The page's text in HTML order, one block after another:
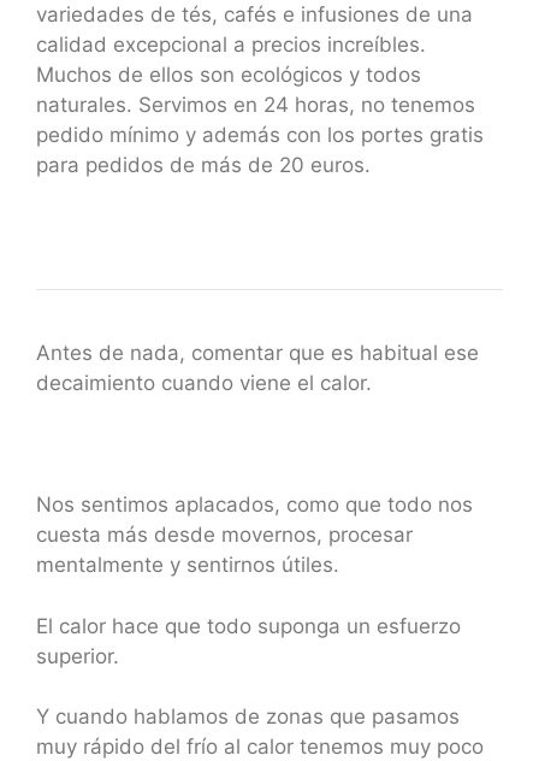
variedades de tés, cafés e infusiones de una
calidad excepcional a precios increíbles.
Muchos de ellos son ecológicos y todos
naturales. Servimos en 24 horas, no tenemos
pedido mínimo y además con los portes gratis
para pedidos de más de 20 euros.
Antes de nada, comentar que es habitual ese
decaimiento cuando viene el calor.
Nos sentimos aplacados, como que todo nos
cuesta más desde movernos, procesar
mentalmente y sentirnos útiles.
El calor hace que todo suponga un esfuerzo
superior.
Y cuando hablamos de zonas que pasamos
muy rápido del frío al calor tenemos muy poco